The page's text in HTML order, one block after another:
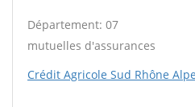
Département: 07
mutuelles d'assurances
Crédit Agricole Sud Rhône